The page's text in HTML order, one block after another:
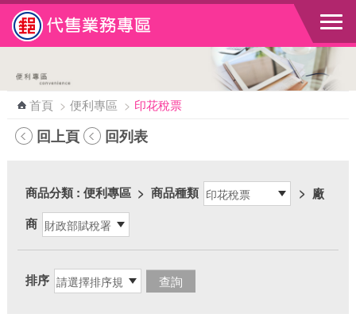
跳到主要內容區塊
首頁 > 便利專區 > 印花稅票
回上頁 回列表
商品分類: 便利專區 > 商品種類 > 廠
商
排序